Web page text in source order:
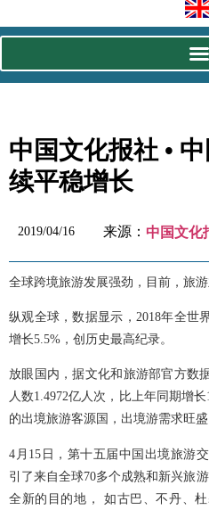
中国文化报社 •
续平稳增长
2019/04/16 来源： 中国文化
全球跨境旅游发展强劲，目前，旅
纵观全球，数据显示，2018年全世
增长5.5%，创历史最高纪录。
放眼国内，据文化和旅游部官方数
人数1.4972亿人次，比上年同期增
的出境旅游客源国，出境游需求旺盛
4月15日，第十五届中国出境旅游
引了来自全球70多个成熟和新兴旅
全新的目的地， 如古巴、不丹、